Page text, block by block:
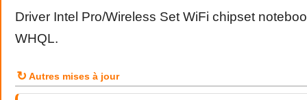
Driver Intel Pro/Wireless Set WiFi chipset
WHQL.
↻ Autres mises à jour